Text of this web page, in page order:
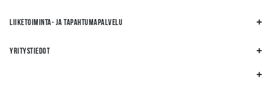
LIIKETOIMINTA- JA TAPAHTUMAPALVELU
YRITYSTIEDOT